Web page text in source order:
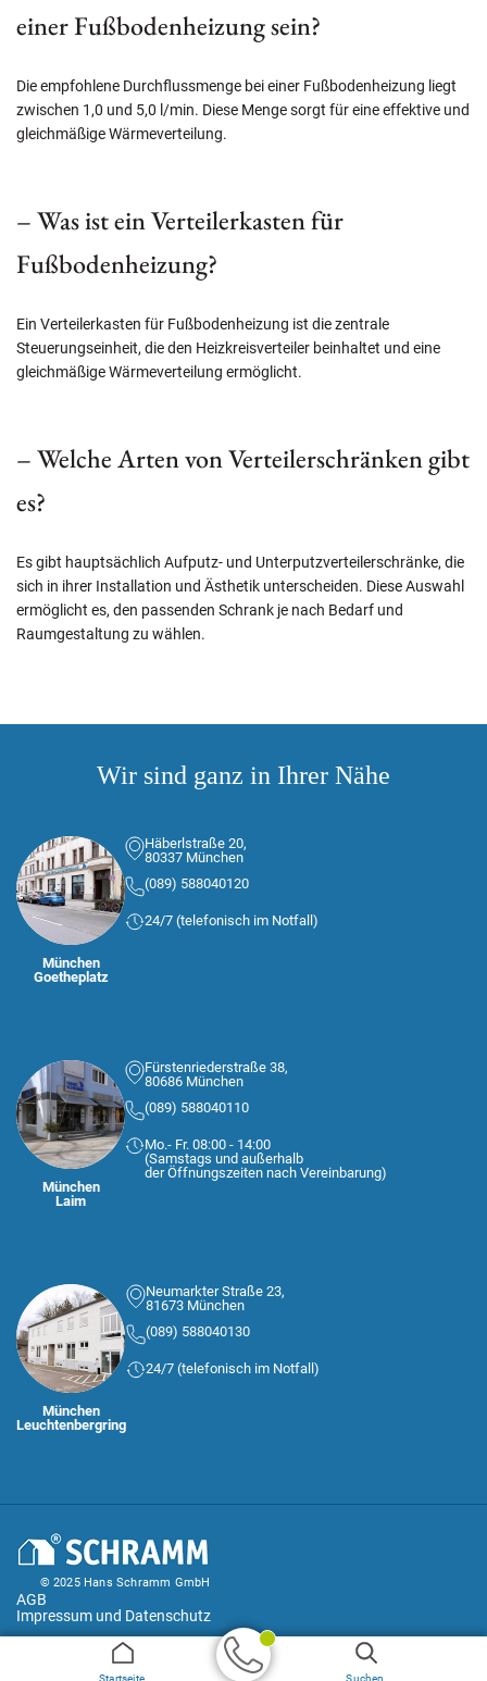
einer Fußbodenheizung sein?
Die empfohlene Durchflussmenge bei einer Fußbodenheizung liegt
zwischen 1,0 und 5,0 l/min. Diese Menge sorgt für eine effektive und
gleichmäßige Wärmeverteilung.
– Was ist ein Verteilerkasten für
Fußbodenheizung?
Ein Verteilerkasten für Fußbodenheizung ist die zentrale
Steuerungseinheit, die den Heizkreisverteiler beinhaltet und eine
gleichmäßige Wärmeverteilung ermöglicht.
– Welche Arten von Verteilerschränken gibt
es?
Es gibt hauptsächlich Aufputz- und Unterputzverteilerschränke, die
sich in ihrer Installation und Ästhetik unterscheiden. Diese Auswahl
ermöglicht es, den passenden Schrank je nach Bedarf und
Raumgestaltung zu wählen.
Wir sind ganz in Ihrer Nähe
München
Goetheplatz
Häberlstraße 20,
80337 München
(089) 588040120
24/7 (telefonisch im Notfall)
München
Laim
Fürstenriederstraße 38,
80686 München
(089) 588040110
Mo.- Fr. 08:00 - 14:00
(Samstags und außerhalb
der Öffnungszeiten nach Vereinbarung)
München
Leuchtenbergring
Neumarkter Straße 23,
81673 München
(089) 588040130
24/7 (telefonisch im Notfall)
© 2025 Hans Schramm GmbH
AGB
Impressum und Datenschutz
Startseite Suchen